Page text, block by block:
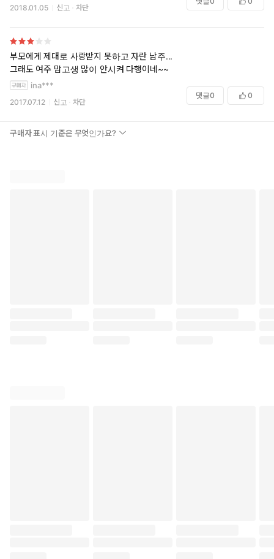
2018.01.05 신고 차단
부모에게 제대로 사랑받지 못하고 자란 남주...
그래도 여주 맘고생 많이 안시켜 다행이네~~
ina***
2017.07.12 신고 차단
댓글0 0
구매자 표시 기준은 무엇인가요?